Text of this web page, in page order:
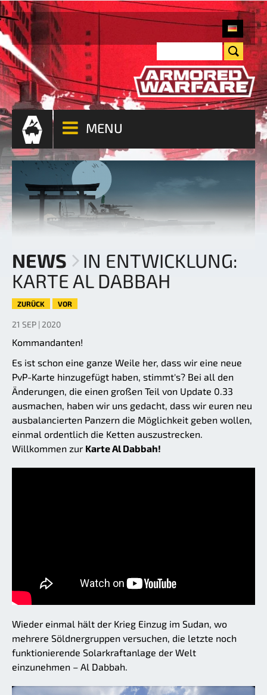
MENU
NEWS
IN ENTWICKLUNG:
KARTE AL DABBAH
ZURÜCK VOR
21 SEP | 2020
Kommandanten!
Es ist schon eine ganze Weile her, dass wir eine neue
PvP-Karte hinzugefügt haben, stimmt's? Bei all den
Änderungen, die einen großen Teil von Update 0.33
ausmachen, haben wir uns gedacht, dass wir euren neu
ausbalancierten Panzern die Möglichkeit geben wollen,
einmal ordentlich die Ketten auszustrecken.
Willkommen zur Karte Al Dabbah!
Wieder einmal hält der Krieg Einzug im Sudan, wo
mehrere Söldnergruppen versuchen, die letzte noch
funktionierende Solarkraftanlage der Welt
einzunehmen – Al Dabbah.